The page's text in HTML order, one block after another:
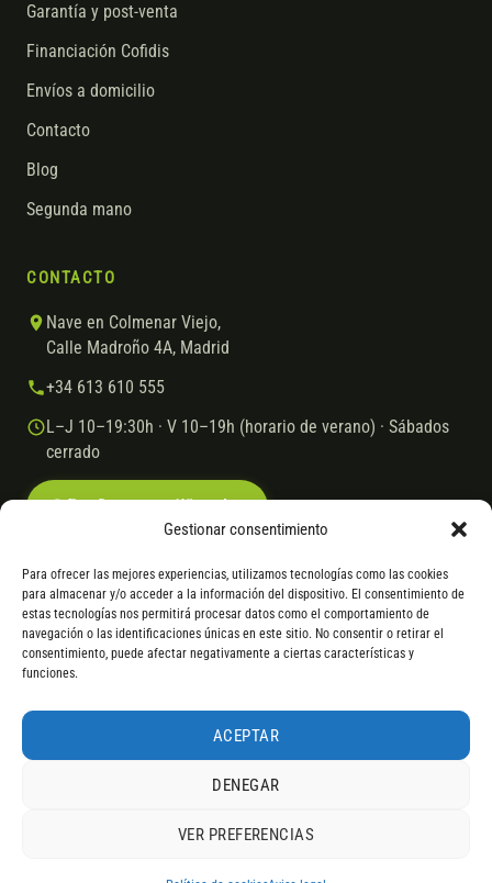
Gestionar consentimiento
Para ofrecer las mejores experiencias, utilizamos tecnologías como las cookies
para almacenar y/o acceder a la información del dispositivo. El consentimiento de
estas tecnologías nos permitirá procesar datos como el comportamiento de
navegación o las identificaciones únicas en este sitio. No consentir o retirar el
consentimiento, puede afectar negativamente a ciertas características y
funciones.
ACEPTAR
DENEGAR
VER PREFERENCIAS
Garantía y post-venta
Financiación Cofidis
Envíos a domicilio
Contacto
Blog
Segunda mano
CONTACTO
Nave en Colmenar Viejo,
Calle Madroño 4A, Madrid
+34 613 610 555
L–J 10–19:30h · V 10–19h (horario de verano) · Sábados
cerrado
© 2026 Ebike.esAviso legal Política de cookies
VISA Mastercard Transferencia Cofidis
Gasto de apertura: 4% hasta 18 meses y 7% a 24 meses. Consulta
* Los modelos con entrega inmediata se envían 24 h laborables tras el
servir el producto, se devuelve el importe sin coste. La información de
RESEÑAS DE